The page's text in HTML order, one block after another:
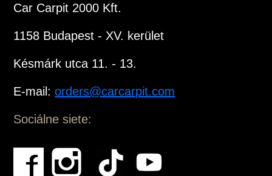
Car Carpit 2000 Kft.
1158 Budapest - XV. kerület
Késmárk utca 11. - 13.
E-mail:orders@carcarpit.com
Sociálne siete: